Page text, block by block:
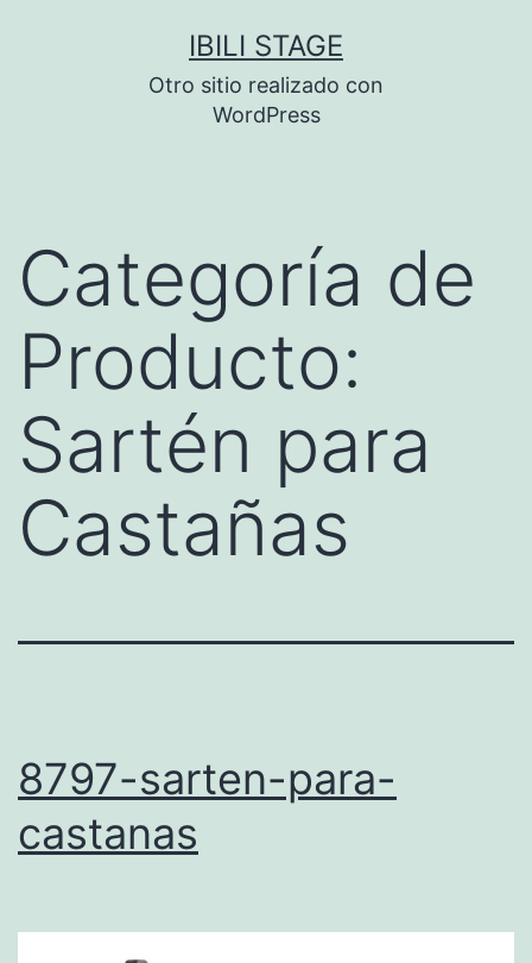
IBILI STAGE
Otro sitio realizado con
WordPress
Categoría de
Producto:
Sartén para
Castañas
8797-sarten-para-
castanas